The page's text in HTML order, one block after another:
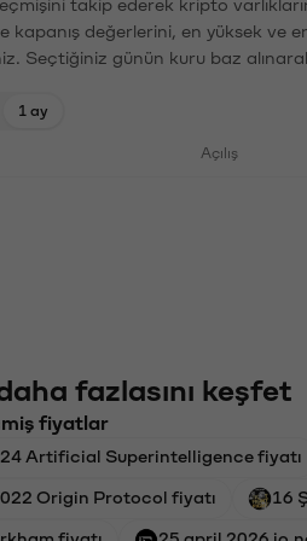
kapanış değerlerini, en yüksek ve
Seçtiğiniz günün kuru baz
1 ay
Açılış
fazlasını keşfet
fiyatlar
Artificial Superintelligence fiyatı
Origin Protocol fiyatı 16
fiyatı 25 april 2026